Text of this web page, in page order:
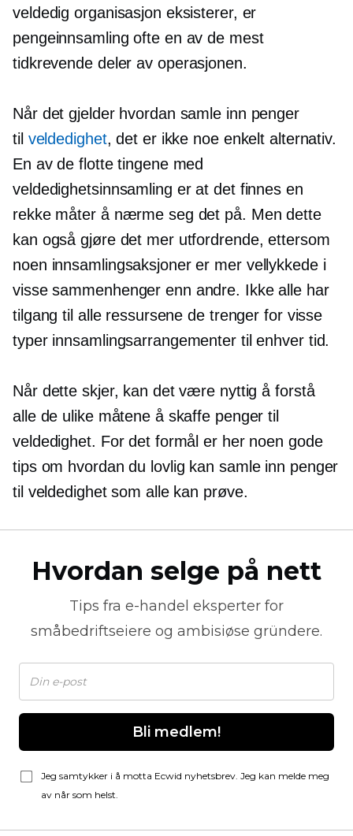
veldedig organisasjon eksisterer, er
pengeinnsamling ofte en av de mest
tidkrevendedeler av operasjonen.
Når det gjelder hvordan samle inn penger
til veldedighet, det er ikke noe enkelt alternativ.
En av de flotte tingene med
veldedighetsinnsamling er at det finnes en
rekke måter å nærme seg det på. Men dette
kan også gjøre det mer utfordrende, ettersom
noen innsamlingsaksjoner er mer vellykkede i
visse sammenhenger enn andre. Ikke alle har
tilgang til alle ressursene de trenger for visse
typer innsamlingsarrangementer til enhver tid.
Når dette skjer, kan det være nyttig å forstå
alle de ulike måtene å skaffe penger til
veldedighet. For det formål er her noen gode
tips om hvordan du lovlig kan samle inn penger
til veldedighet som alle kan prøve.
Hvordan selge på nett
Tips fra e-handel eksperter for
småbedriftseiere og ambisiøse gründere.
Bli medlem!
Jeg samtykker i å motta Ecwid nyhetsbrev. Jeg kan melde meg
av når som helst.